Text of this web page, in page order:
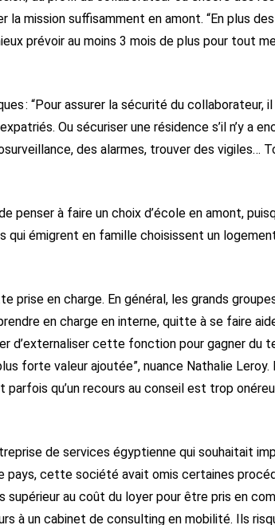
la mission suffisamment en amont. “En plus
prévoir au moins 3 mois de plus pour tout
: “Pour assurer la sécurité du collaborateur,
Ou sécuriser une résidence s’il n’y a
des alarmes, trouver des vigiles…
penser à faire un choix d’école en amont,
émigrent en famille choisissent un
en charge. En général, les grands
en charge en interne, quitte à se faire
d’externaliser cette fonction pour gagner du
forte valeur ajoutée”, nuance Nathalie Leroy.
qu’un recours au conseil est trop
de services égyptienne qui souhaitait
pays, cette société avait omis certaines
au coût du loyer pour être pris en
à un cabinet de consulting en mobilité. Ils